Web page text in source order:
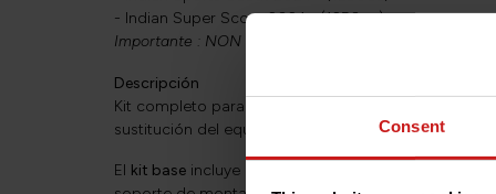
Consent
- Indian Super Scout 2024+ (1250cc)
Importante : NON COMPATIBLE con 101 Scout.
Descripción
Kit completo para montar en tu moto una pinza de
sustitución del equipo original que carece de
El kit baseincluye la pinza Brembo, un juego de